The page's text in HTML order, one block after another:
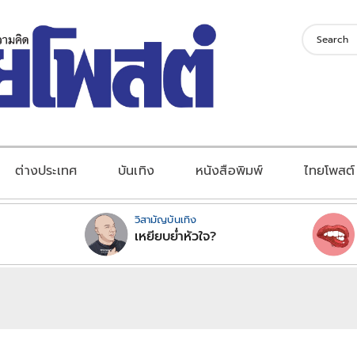
ต่างประเทศ บันเทิง หนังสือพิมพ์ ไทยโพส
วิสามัญบันเทิง
เหยียบย่ำหัวใจ?